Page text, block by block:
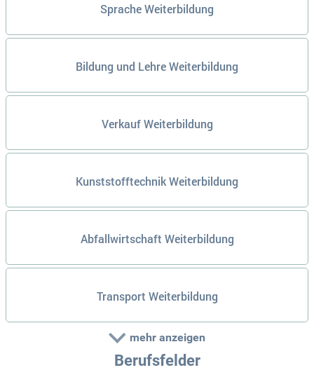
Sprache Weiterbildung
Bildung und Lehre Weiterbildung
Verkauf Weiterbildung
Kunststofftechnik Weiterbildung
Abfallwirtschaft Weiterbildung
Transport Weiterbildung
mehr anzeigen
Berufsfelder